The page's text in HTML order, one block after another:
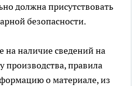
должна присутствовать
безопасности.
на наличие сведений на
производства, правила
о материале, из